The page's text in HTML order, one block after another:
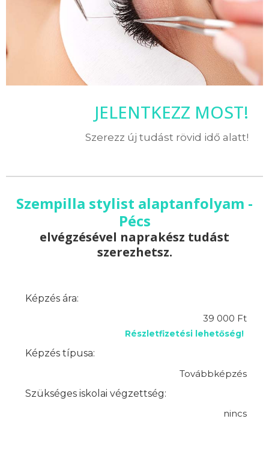
JELENTKEZZ MOST!
Szerezz új tudást rövid idő alatt!
Szempilla stylist alaptanfolyam -
Pécs
elvégzésével naprakész tudást
szerezhetsz.
Képzés ára:
39 000 Ft
Részletfizetési lehetőség!
Képzés típusa:
Továbbképzés
Szükséges iskolai végzettség:
nincs